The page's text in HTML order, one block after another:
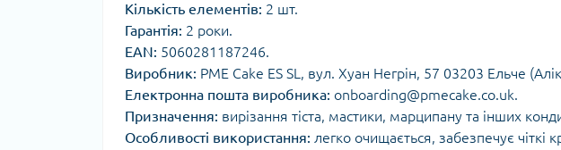
Кількість елементів: 2 шт.
Гарантія: 2 роки.
EAN: 5060281187246.
Виробник: PME Cake ES SL, вул. Хуан Негрін, 57 03203 Ельче
Електронна пошта виробника: onboarding@pmecake.co.uk.
Призначення: вирізання тіста, мастики, марципану та інших
Особливості використання: легко очищається, забезпечує чіткі